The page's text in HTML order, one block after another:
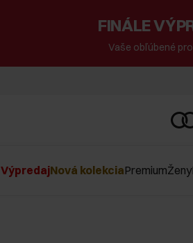
FINÁLE
Vaše obľúbené
VýpredajNová kolekciaPremiumŽeny